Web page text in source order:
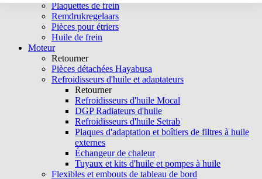
Plaquettes de frein
Remdrukregelaars
Pièces pour étriers
Huile de frein
Moteur
Retourner
Pièces détachées Hayabusa
Refroidisseurs d'huile et adaptateurs
Retourner
Refroidisseurs d'huile Mocal
DGP Radiateurs d'huile
Refroidisseurs d'huile Setrab
Plaques d'adaptation et boîtiers de filtres à huile
externes
Échangeur de chaleur
Tuyaux et kits d'huile et pompes à huile
Flexibles et embouts de tableau de bord